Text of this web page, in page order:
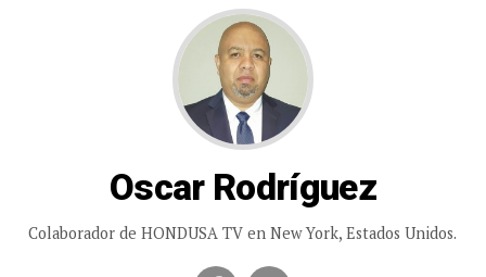
Oscar Rodríguez
Colaborador de HONDUSA TV en New York, Estados Unidos.